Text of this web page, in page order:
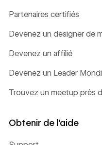
Partenaires certifiés
Devenez un designer de
Devenez un affilié
Devenez un Leader
Trouvez un meetup près
Obtenir de l'aide